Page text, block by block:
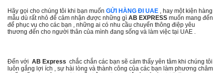
Hãy gọi cho chúng tôi khi bạn muốn GỬI HÀNG ĐI UAE , hay một kiện hàng
mẫu dù rất nhỏ để cảm nhận được những gì AB EXPRESS muốn mang đến
để phục vụ cho các bạn , những ai có nhu cầu chuyển thông điệp yêu
thương đến cho người thân của mình đang sống và làm việc tại UAE .
Đến với AB Express chắc chắn các bạn sẽ cảm thấy yên tâm khi chúng tôi
luôn gắng lợi ích , sự hài lòng và thành công của các bạn làm phương châm